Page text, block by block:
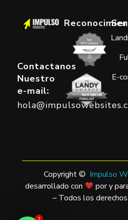
Contactanos
Nuestro
e-mail:
E-
Copyright © Impulso
desarrollado con
por y
– Todos los
1